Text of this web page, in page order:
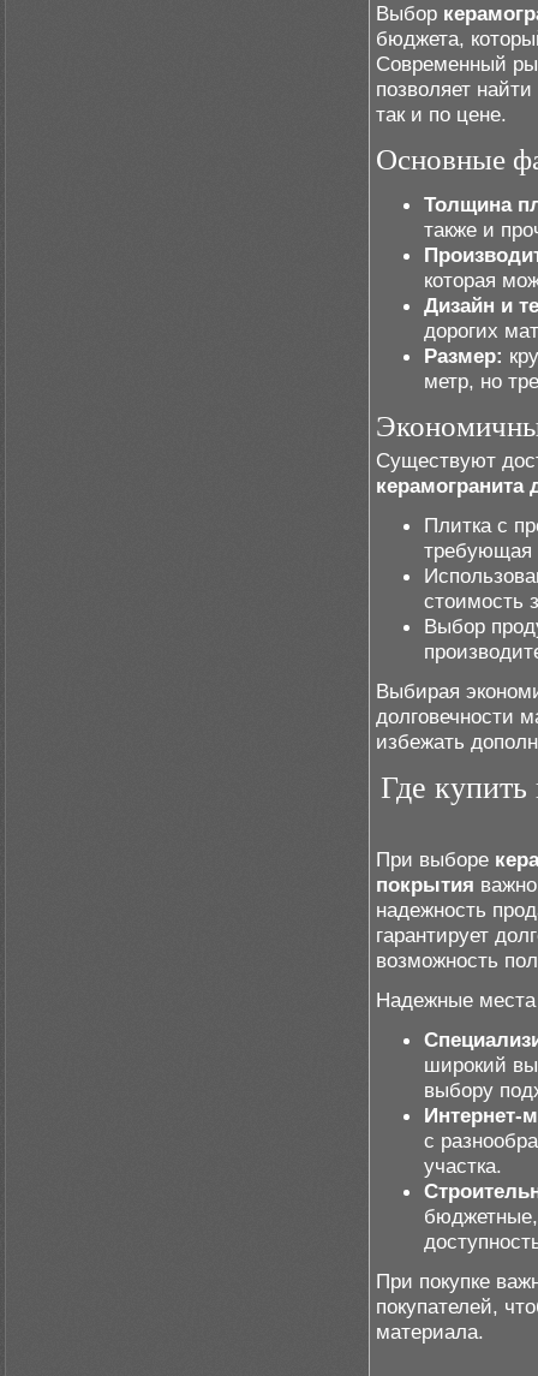
Выбор
бюджета,
Современный
позволяет
так и по цене.
Основные
Толщина
также и
которая
Дизайн и
дорогих
Размер:
метр, но
Существуют
керамогранита
Плитка с
требующая
стоимость
Выбор
Выбирая
долговечности
избежать
Где купить
При выборе
покрытия
надежность
гарантирует
возможность
Надежные места
широкий
выбору
Интернет-
с
участка.
бюджетные,
При покупке
покупателей,
материала.